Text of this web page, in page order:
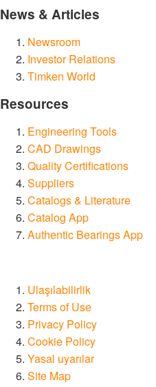
News & Articles
Newsroom
Investor Relations
Timken World
Resources
Engineering Tools
CAD Drawings
Quality Certifications
Suppliers
Catalogs & Literature
Catalog App
Authentic Bearings App
Ulaşılabilirlik
Terms of Use
Privacy Policy
Cookie Policy
Yasal uyarılar
Site Map